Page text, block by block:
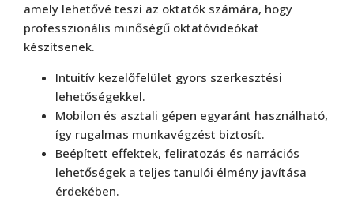
amely lehetővé teszi az oktatók számára, hogy
professzionális minőségű oktatóvideókat
készítsenek.
Intuitív kezelőfelület gyors szerkesztési
lehetőségekkel.
Mobilon és asztali gépen egyaránt használható,
így rugalmas munkavégzést biztosít.
Beépített effektek, feliratozás és narrációs
lehetőségek a teljes tanulói élmény javítása
érdekében.